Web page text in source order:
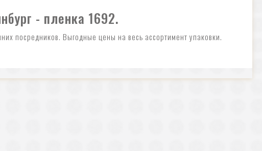
- пленка 1692.
посредников. Выгодные цены на весь ассортимент упаковки.